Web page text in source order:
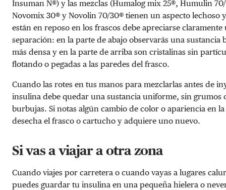
Insuman N®) y las mezclas (Humalog mix 25®, Humulin
Novomix 30® y Novolin 70/30® tienen un aspecto lechoso
están en reposo en los frascos debe apreciarse claramente
separación: en la parte de abajo observarás una sustancia
más densa y en la parte de arriba son cristalinas sin
flotando o pegadas a las paredes del frasco.
Cuando las rotes en tus manos para mezclarlas antes de
insulina debe quedar una sustancia uniforme, sin grumos
burbujas. Si notas algún cambio de color o apariencia en
desecha el frasco o cartucho y adquiere uno nuevo.
Si vas a viajar a otra zona
Cuando viajes por carretera o cuando vayas a lugares
puedes guardar tu insulina en una pequeña hielera o